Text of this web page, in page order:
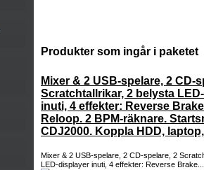
Produkter som ingår i paketet
Mixer & 2 USB-spelare, 2 CD-
Scratchtallrikar, 2 belysta
inuti, 4 effekter: Reverse
Reloop. 2 BPM-räknare.
CDJ2000. Koppla HDD,
Mixer & 2 USB-spelare, 2 CD-spelare, 2
LED-displayer inuti, 4 effekter: Reverse